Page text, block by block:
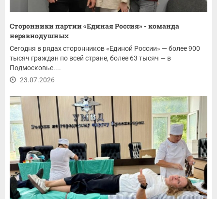
Сторонники партии «Единая Россия» - команда
неравнодушных
Сегодня в рядах сторонников «Единой России» — более 900
тысяч граждан по всей стране, более 63 тысяч — в
Подмосковье....
23.07.2026